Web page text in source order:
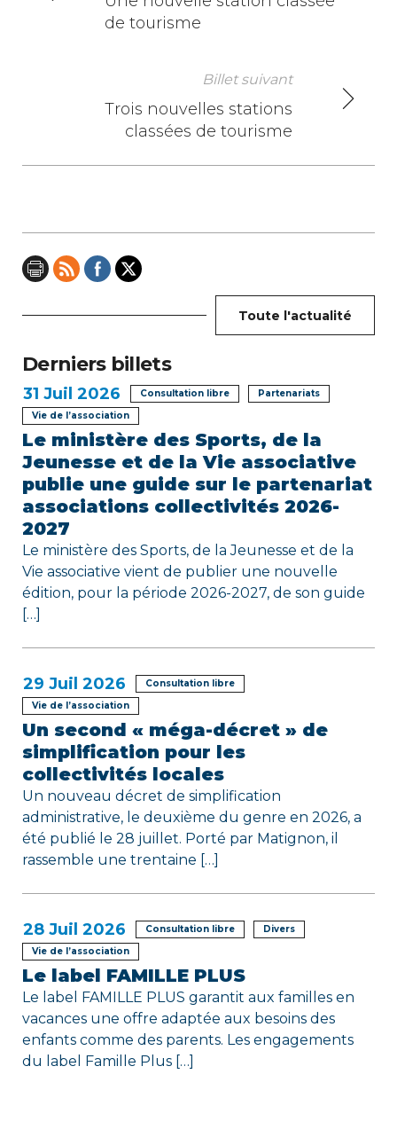
a
i
o
n
d
e
l
’
a
r
t
i
c
l
e
de tourisme
Billet suivant
Trois nouvelles stations
classées de tourisme
Toute l'actualité
Derniers billets
31 Juil 2026 Consultation libre
Partenariats
Vie de l’association
Le ministère des Sports, de la
Jeunesse et de la Vie associative
publie une guide sur le partenariat
associations collectivités 2026-
2027
Le ministère des Sports, de la Jeunesse et de la
Vie associative vient de publier une nouvelle
édition, pour la période 2026-2027, de son guide
[…]
29 Juil 2026
Consultation libre
Vie de l’association
Un second « méga-décret » de
simplification pour les
collectivités locales
Un nouveau décret de simplification
administrative, le deuxième du genre en 2026, a
été publié le 28 juillet. Porté par Matignon, il
rassemble une trentaine […]
28 Juil 2026 Consultation libre
Divers
Vie de l’association
Le label FAMILLE PLUS
Le label FAMILLE PLUS garantit aux familles en
vacances une offre adaptée aux besoins des
enfants comme des parents. Les engagements
du label Famille Plus […]